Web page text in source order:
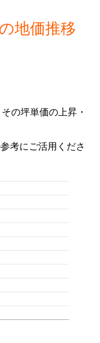
地価推移
の坪単価の上昇・
考にご活用くださ